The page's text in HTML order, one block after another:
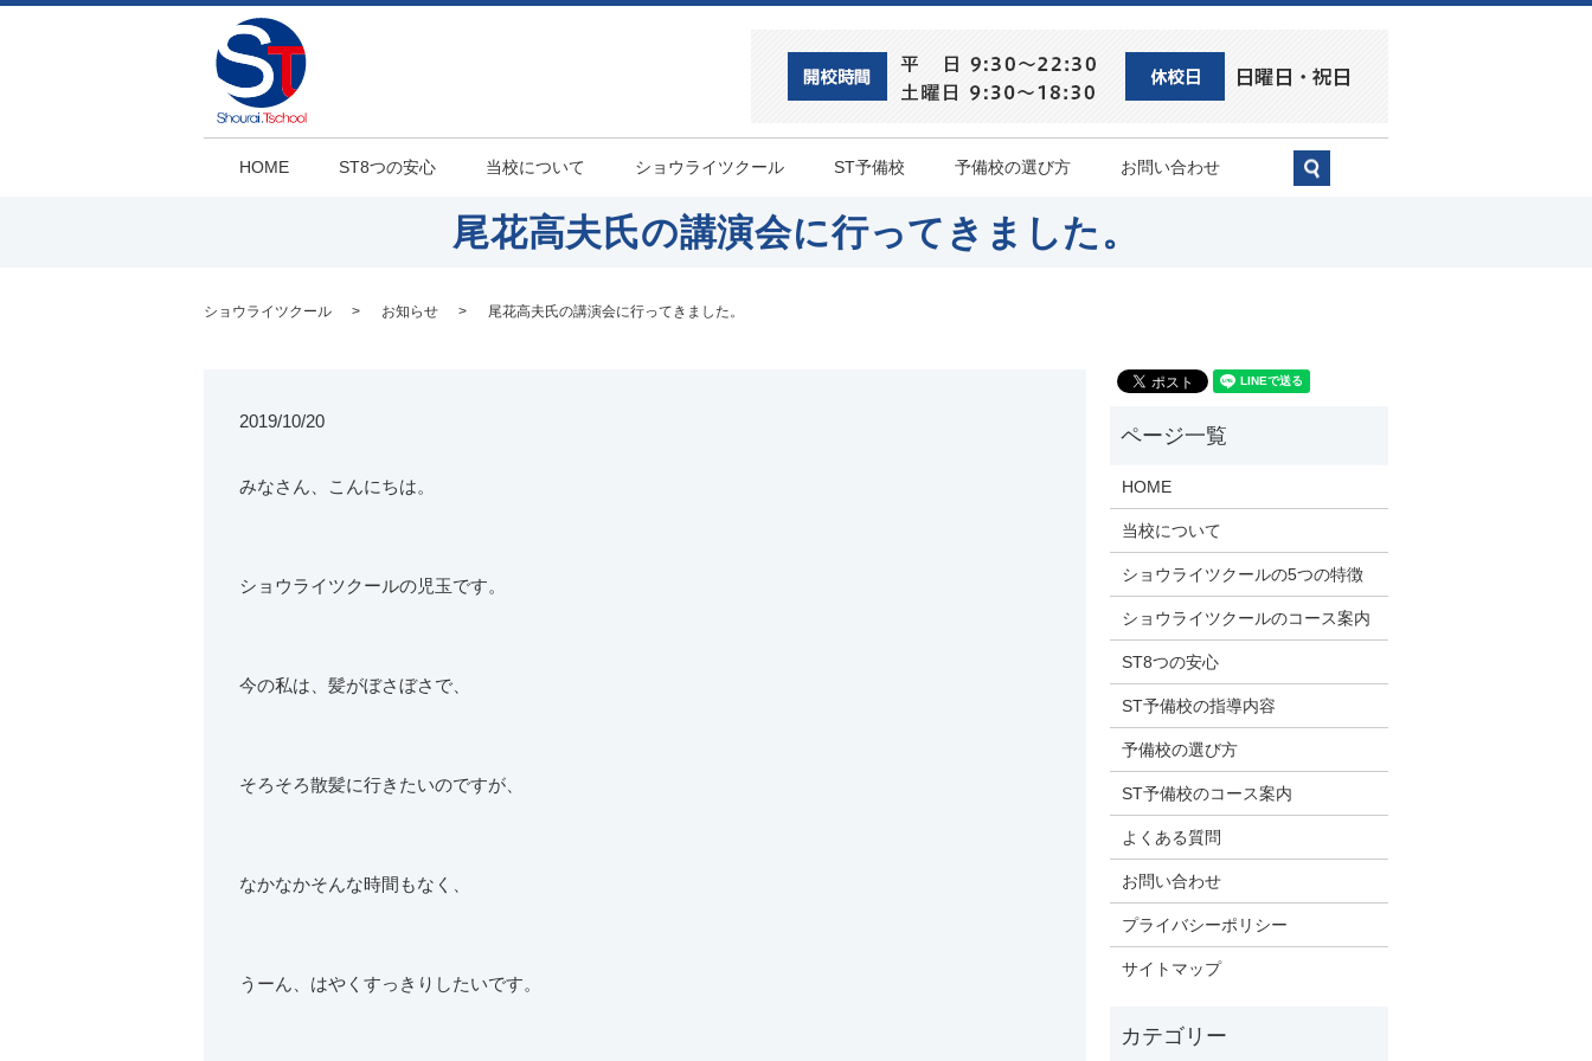
HOME ST8つの安心 当校について ショウライツクール ST予備校 予備校の選び方 お問い合わせ
search
尾花高夫氏の講演会に行ってきました。
ショウライツクール お知らせ 尾花高夫氏の講演会に行ってきました。
2019/10/20
みなさん、こんにちは。
ショウライツクールの児玉です。
今の私は、髪がぼさぼさで、
そろそろ散髪に行きたいのですが、
なかなかそんな時間もなく、
うーん、はやくすっきりしたいです。
HOME
当校について
ショウライツクールの5つの特徴
ショウライツクールのコース案内
ST8つの安心
ST予備校の指導内容
予備校の選び方
ST予備校のコース案内
よくある質問
お問い合わせ
プライバシーポリシー
サイトマップ